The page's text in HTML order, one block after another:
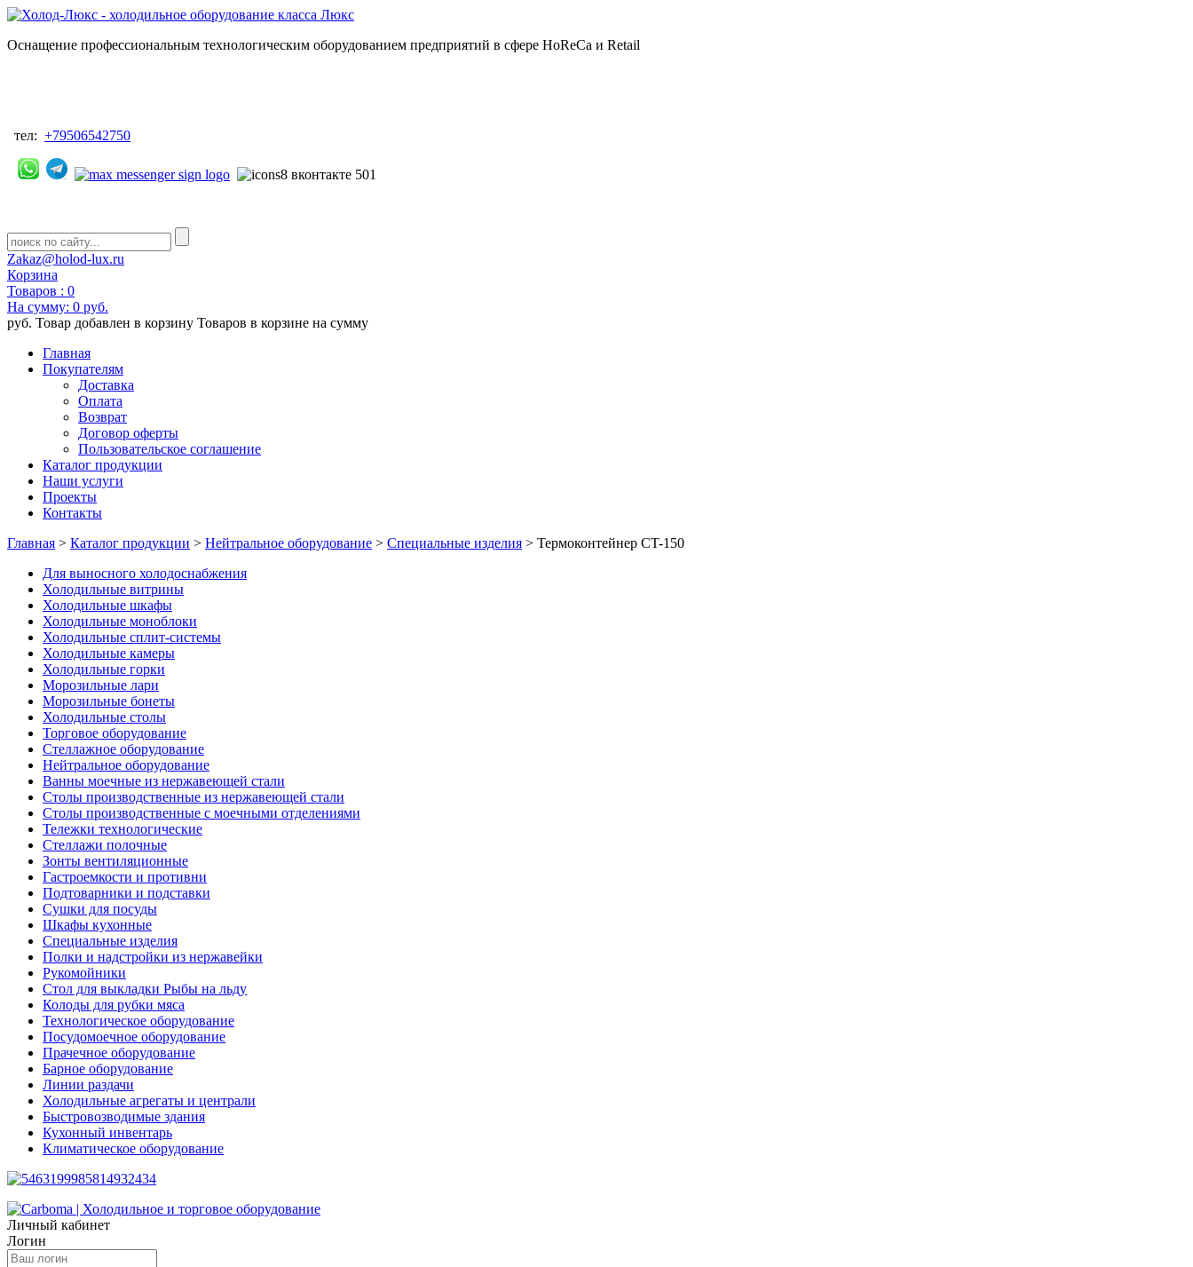
Оснащение профессиональным технологическим оборудованием предприятий в сфере HoReCa и Retail
тел: +79506542750
Zakaz@holod-lux.ru
Корзина
Товаров : 0
На сумму: 0 руб.
руб. Товар добавлен в корзину Товаров в корзине на сумму
Главная
Покупателям
Доставка
Оплата
Возврат
Договор оферты
Пользовательское соглашение
Каталог продукции
Наши услуги
Проекты
Контакты
Главная > Каталог продукции > Нейтральное оборудование > Специальные изделия > Термоконтейнер CT-150
Для выносного холодоснабжения
Холодильные витрины
Холодильные шкафы
Холодильные моноблоки
Холодильные сплит-системы
Холодильные камеры
Холодильные горки
Морозильные лари
Морозильные бонеты
Холодильные столы
Торговое оборудование
Стеллажное оборудование
Нейтральное оборудование
Ванны моечные из нержавеющей стали
Столы производственные из нержавеющей стали
Столы производственные с моечными отделениями
Тележки технологические
Стеллажи полочные
Зонты вентиляционные
Гастроемкости и противни
Подтоварники и подставки
Сушки для посуды
Шкафы кухонные
Специальные изделия
Полки и надстройки из нержавейки
Рукомойники
Стол для выкладки Рыбы на льду
Колоды для рубки мяса
Технологическое оборудование
Посудомоечное оборудование
Прачечное оборудование
Барное оборудование
Линии раздачи
Холодильные агрегаты и централи
Быстровозводимые здания
Кухонный инвентарь
Климатическое оборудование
Личный кабинет
Логин